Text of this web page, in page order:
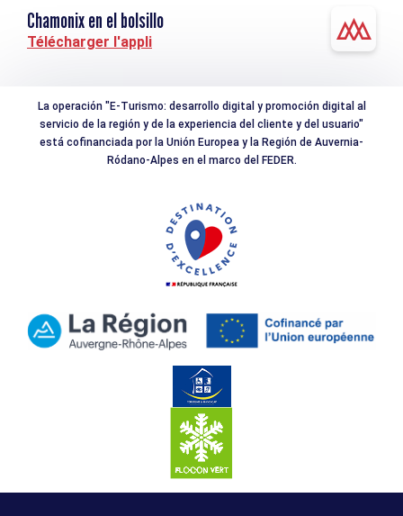
Chamonix en el bolsillo
Télécharger l'appli
La operación "E-Turismo: desarrollo digital y promoción digital al
servicio de la región y de la experiencia del cliente y del usuario"
está cofinanciada por la Unión Europea y la Región de Auvernia-
Ródano-Alpes en el marco del FEDER.